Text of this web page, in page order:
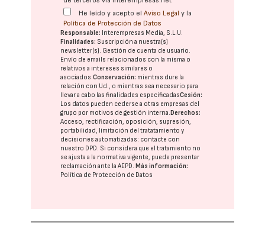
He leído y acepto elAviso Legal y la
Política de Protección de Datos
Responsable: Interempresas Media, S.L.U.
Finalidades: Suscripción a nuestra(s)
newsletter(s). Gestión de cuenta de usuario.
Envío de emails relacionados con la misma o
relativos a intereses similares o
asociados.Conservación: mientras dure la
relación con Ud., o mientras sea necesario para
llevar a cabo las finalidades especificadasCesión:
Los datos pueden cederse a otras empresas del
grupo por motivos de gestión interna. Derechos:
Acceso, rectificación, oposición, supresión,
portabilidad, limitación del tratatamiento y
decisiones automatizadas: contacte con
nuestro DPD. Si considera que el tratamiento no
se ajusta a la normativa vigente, puede presentar
reclamación ante laAEPD. Más información:
Política de Protección de Datos